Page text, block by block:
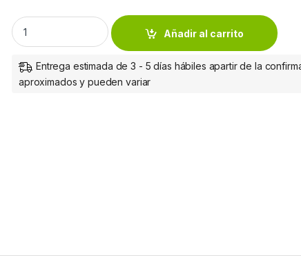
AX1500 WHOLE HOME MESH WI-FI 6 UNIT (1-PACK) quantity
Añadir al carrito
Entrega estimada de 3 - 5 días hábiles apartir de la
aproximados y pueden variar